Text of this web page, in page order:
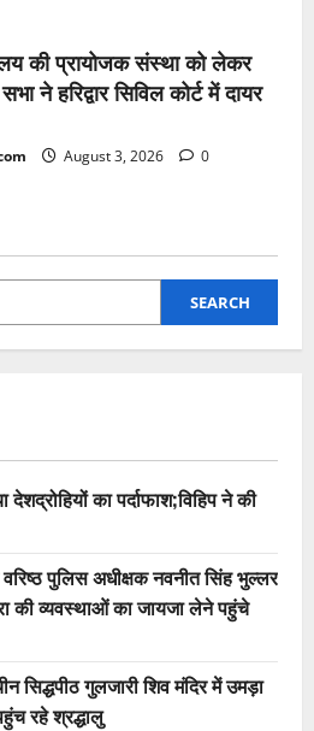
की प्रायोजक संस्था को लेकर
ने हरिद्वार सिविल कोर्ट में दायर
August 3, 2026 0
SEARCH
देशद्रोहियों का पर्दाफाश;विहिप ने की
वरिष्ठ पुलिस अधीक्षक नवनीत सिंह भुल्लर
की व्यवस्थाओं का जायजा लेने पहुंचे
सिद्धपीठ गुलजारी शिव मंदिर में उमड़ा
रहे श्रद्धालु